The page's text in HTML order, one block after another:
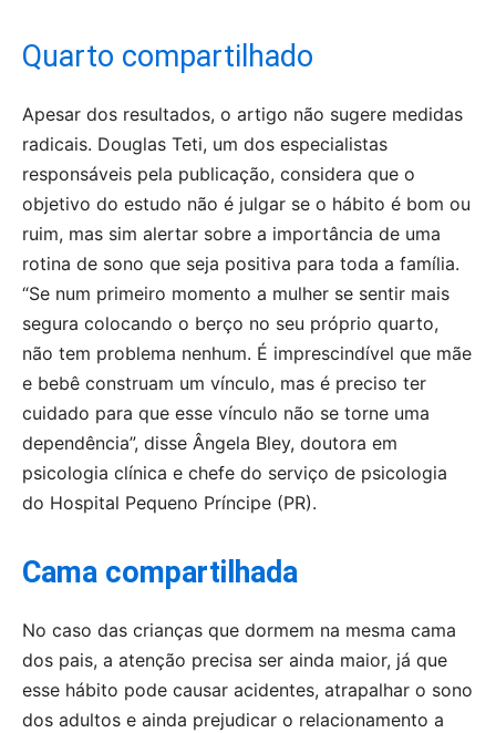
Quarto compartilhado
Apesar dos resultados, o artigo não sugere medidas
radicais. Douglas Teti, um dos especialistas
responsáveis pela publicação, considera que o
objetivo do estudo não é julgar se o hábito é bom ou
ruim, mas sim alertar sobre a importância de uma
rotina de sono que seja positiva para toda a família.
“Se num primeiro momento a mulher se sentir mais
segura colocando o berço no seu próprio quarto,
não tem problema nenhum. É imprescindível que mãe
e bebê construam um vínculo, mas é preciso ter
cuidado para que esse vínculo não se torne uma
dependência”, disse Ângela Bley, doutora em
psicologia clínica e chefe do serviço de psicologia
do Hospital Pequeno Príncipe (PR).
Cama compartilhada
No caso das crianças que dormem na mesma cama
dos pais, a atenção precisa ser ainda maior, já que
esse hábito pode causar acidentes, atrapalhar o sono
dos adultos e ainda prejudicar o relacionamento a